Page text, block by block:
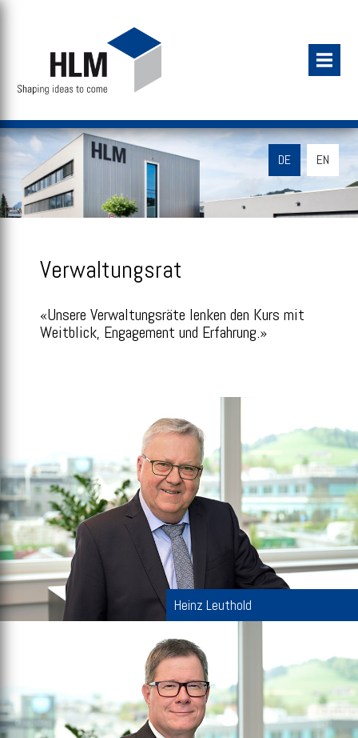
DE EN
Verwaltungsrat
«Unsere Verwaltungsräte lenken den Kurs mit
Weitblick, Engagement und Erfahrung.»
Heinz Leuthold